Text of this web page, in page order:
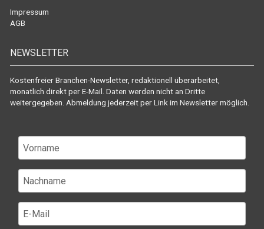
Impressum
AGB
NEWSLETTER
Kostenfreier Branchen-Newsletter, redaktionell überarbeitet,
monatlich direkt per E-Mail. Daten werden nicht an Dritte
weitergegeben. Abmeldung jederzeit per Link im Newsletter möglich.